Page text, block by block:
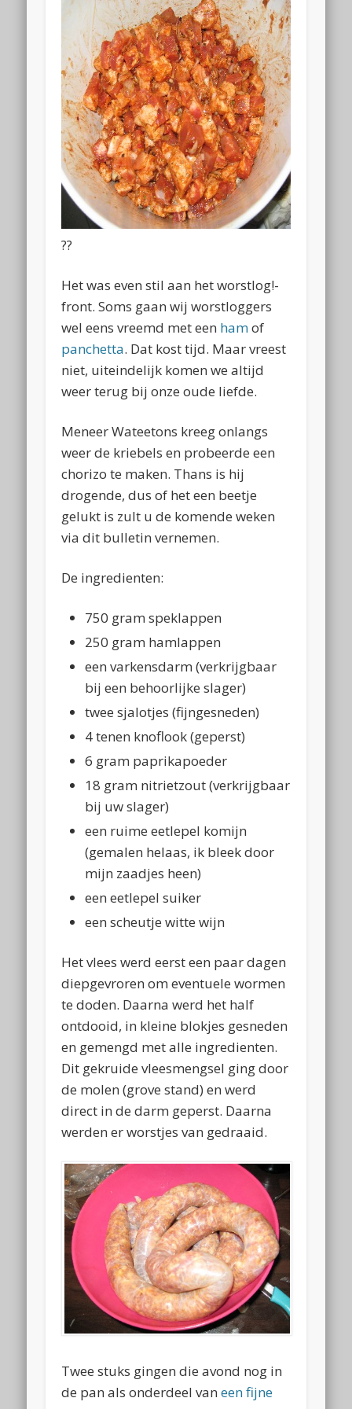
??
Het was even stil aan het worstlog!-
front. Soms gaan wij worstloggers
wel eens vreemd met een hamof
panchetta. Dat kost tijd. Maar vreest
niet, uiteindelijk komen we altijd
weer terug bij onze oude liefde.
Meneer Wateetons kreeg onlangs
weer de kriebels en probeerde een
chorizo te maken. Thans is hij
drogende, dus of het een beetje
gelukt is zult u de komende weken
via dit bulletin vernemen.
De ingredienten:
750 gram speklappen
250 gram hamlappen
een varkensdarm (verkrijgbaar
bij een behoorlijke slager)
twee sjalotjes (fijngesneden)
4 tenen knoflook (geperst)
6 gram paprikapoeder
18 gram nitrietzout (verkrijgbaar
bij uw slager)
een ruime eetlepel komijn
(gemalen helaas, ik bleek door
mijn zaadjes heen)
een eetlepel suiker
een scheutje witte wijn
Het vlees werd eerst een paar dagen
diepgevroren om eventuele wormen
te doden. Daarna werd het half
ontdooid, in kleine blokjes gesneden
en gemengd met alle ingredienten.
Dit gekruide vleesmengsel ging door
de molen (grove stand) en werd
direct in de darm geperst. Daarna
werden er worstjes van gedraaid.
Twee stuks gingen die avond nog in
de pan als onderdeel vaneen fijne